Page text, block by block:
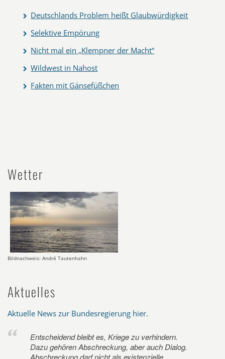
Deutschlands Problem heißt Glaubwürdigkeit
Selektive Empörung
Nicht mal ein „Klempner der Macht“
Wildwest in Nahost
Fakten mit Gänsefüßchen
Wetter
Bildnachweis: André Tautenhahn
Aktuelles
Aktuelle News zur Bundesregierung hier.
Entscheidend bleibt es, Kriege zu verhindern.
Dazu gehören Abschreckung, aber auch Dialog.
Abschreckung darf nicht als existenzielle